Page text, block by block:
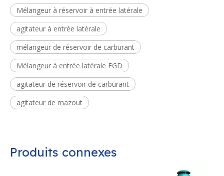
Mélangeur à réservoir à entrée latérale
agitateur à entrée latérale
mélangeur de réservoir de carburant
Mélangeur à entrée latérale FGD
agitateur de réservoir de carburant
agitateur de mazout
Produits connexes